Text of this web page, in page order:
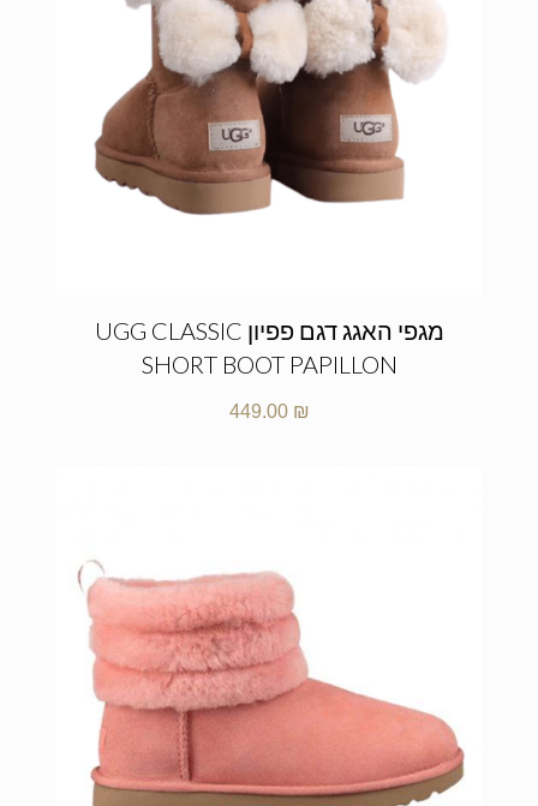
מגפי האגג דגם פפיון UGG CLASSIC
SHORT BOOT PAPILLON
449.00 ₪